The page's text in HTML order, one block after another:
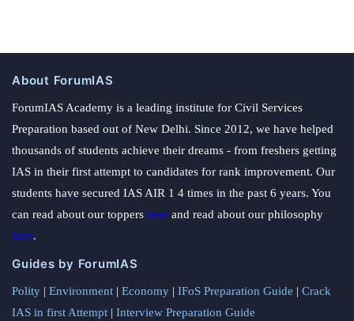
About ForumIAS
ForumIAS Academy is a leading institute for Civil Services
Preparation based out of New Delhi. Since 2012, we have helped
thousands of students achieve their dreams - from freshers getting
IAS in their first attempt to candidates for rank improvement. Our
students have secured IAS AIR 1 4 times in the past 6 years. You
can read about our toppers here and read about our philosophy
here.
Guides by ForumIAS
Polity | Environment | Economy | IFoS Preparation Guide | Crack
IAS in first Attempt | Interview Preparation Guide